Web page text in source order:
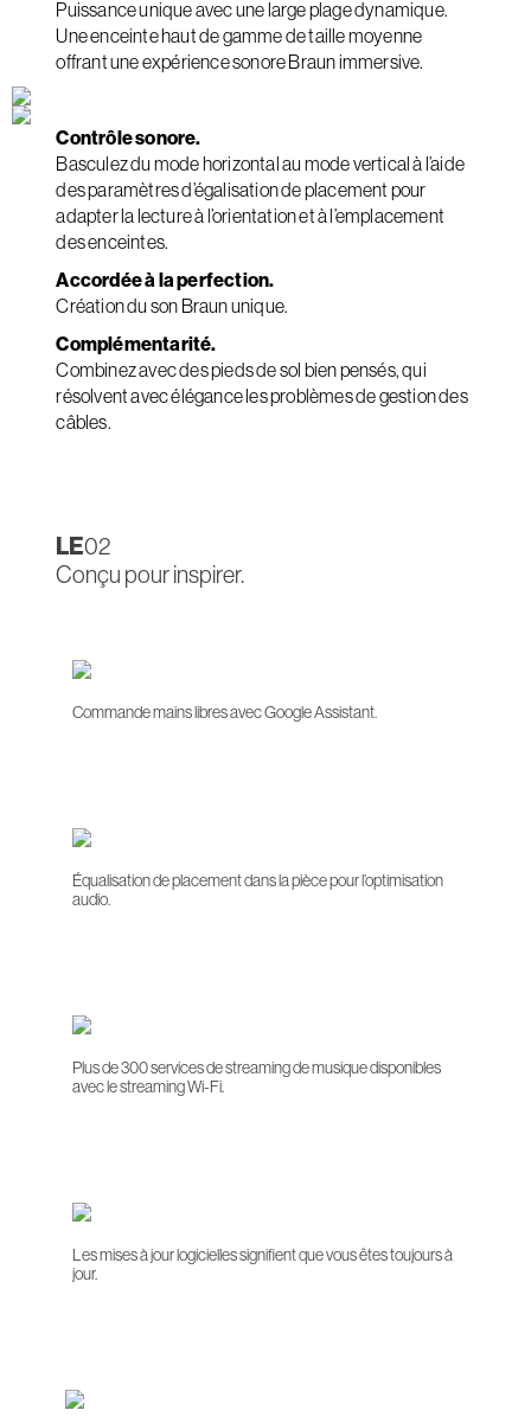
Puissance unique avec une large plage dynamique.
Une enceinte haut de gamme de taille moyenne
offrant une expérience sonore Braun immersive.
Contrôle sonore.
Basculez du mode horizontal au mode vertical à l’aide
des paramètres d’égalisation de placement pour
adapter la lecture à l’orientation et à l’emplacement
des enceintes.
Accordée à la perfection.
Création du son Braun unique.
Complémentarité.
Combinez avec des pieds de sol bien pensés, qui
résolvent avec élégance les problèmes de gestion des
câbles.
LE02
Conçu pour inspirer.
Commande mains libres avec Google Assistant.
Équalisation de placement dans la pièce pour l’optimisation
audio.
Plus de 300 services de streaming de musique disponibles
avec le streaming Wi-Fi.
Les mises à jour logicielles signifient que vous êtes toujours à
jour.